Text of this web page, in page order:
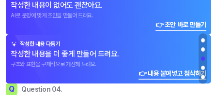
작성한 내용이 없어도 괜찮아요.
AI로 문항에 맞게 초안을 만들어 드려요.
👉 초안 바로 만들기
작성한 내용 다듬기
작성한 내용을 더 좋게 만들어 드려요.
구조와 표현을 구체적으로 개선해 드려요.
👉 내용 붙여넣고 첨삭하기
Q Question 04.